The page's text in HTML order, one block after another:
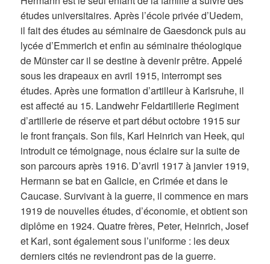
études universitaires. Après l’école privée d’Uedem,
il fait des études au séminaire de Gaesdonck puis au
lycée d’Emmerich et enfin au séminaire théologique
de Münster car il se destine à devenir prêtre. Appelé
sous les drapeaux en avril 1915, interrompt ses
études. Après une formation d’artilleur à Karlsruhe, il
est affecté au 15. Landwehr Feldartillerie Regiment
d’artillerie de réserve et part début octobre 1915 sur
le front français. Son fils, Karl Heinrich van Heek, qui
introduit ce témoignage, nous éclaire sur la suite de
son parcours après 1916. D’avril 1917 à janvier 1919,
Hermann se bat en Galicie, en Crimée et dans le
Caucase. Survivant à la guerre, il commence en mars
1919 de nouvelles études, d’économie, et obtient son
diplôme en 1924. Quatre frères, Peter, Heinrich, Josef
et Karl, sont également sous l’uniforme : les deux
derniers cités ne reviendront pas de la guerre.